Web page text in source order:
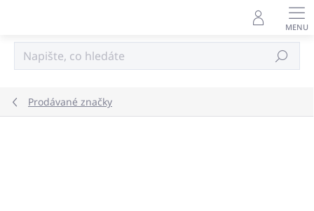
Hledat
Prodávané značky